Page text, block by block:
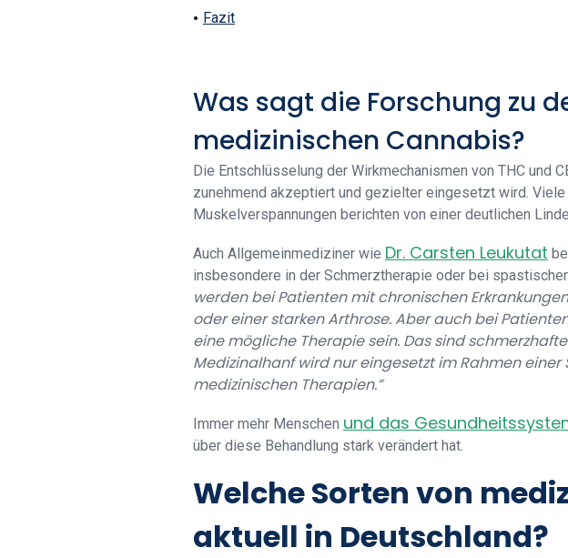
Fazit
Was sagt die Forschung zu
medizinischen Cannabis?
Die Entschlüsselung der Wirkmechanismen von THC und
zunehmend akzeptiert und gezielter eingesetzt wird.
Muskelverspannungen berichten von einer deutlichen
Auch Allgemeinmediziner wie Dr. Carsten Leukutat
insbesondere in der Schmerztherapie oder bei
werden bei Patienten mit chronischen
oder einer starken Arthrose. Aber auch bei
eine mögliche Therapie sein. Das sind
Medizinalhanf wird nur eingesetzt im Rahmen
medizinischen Therapien.”
Immer mehr Menschen und das
über diese Behandlung stark verändert hat.
Welche Sorten von
aktuell in Deutschland?